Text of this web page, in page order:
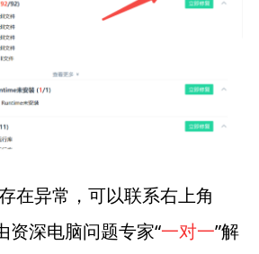
在异常，可以联系右上角
资深电脑问题专家“一对一”解